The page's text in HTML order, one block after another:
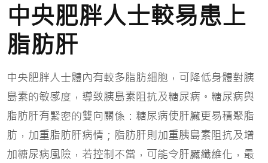
中央肥胖人士較易患上
脂肪肝
中央肥胖人士體內有較多脂肪細胞，可降低身體對胰
島素的敏感度，導致胰島素阻抗及糖尿病。糖尿病與
脂肪肝有緊密的雙向關係：糖尿病使肝臟更易積聚脂
肪，加重脂肪肝病情；脂肪肝則加重胰島素阻抗及增
加糖尿病風險，若控制不當，可能令肝臟纖維化，最